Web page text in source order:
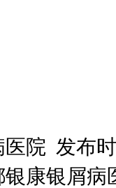
医院 发布
康银屑